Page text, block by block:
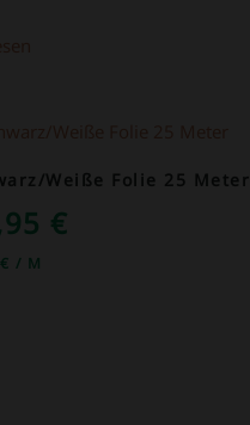
Weiße Folie 25 Meter
€
€ / M